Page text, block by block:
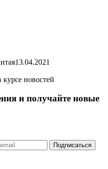
13.04.2021
новостей
и получайте новые